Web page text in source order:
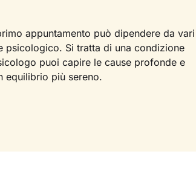
appuntamento può dipendere da vari
psicologico. Si tratta di una condizione
puoi capire le cause profonde e
equilibrio più sereno.